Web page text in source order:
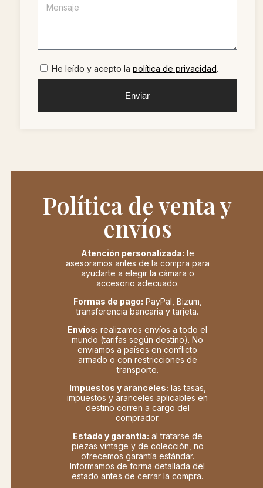
He leído y acepto la política de privacidad.
Enviar
Política de venta y
envíos
Atención personalizada: te
asesoramos antes de la compra para
ayudarte a elegir la cámara o
accesorio adecuado.
Formas de pago: PayPal, Bizum,
transferencia bancaria y tarjeta.
Envíos: realizamos envíos a todo el
mundo (tarifas según destino). No
enviamos a países en conflicto
armado o con restricciones de
transporte.
Impuestos y aranceles: las tasas,
impuestos y aranceles aplicables en
destino corren a cargo del
comprador.
Estado y garantía: al tratarse de
piezas vintage y de colección, no
ofrecemos garantía estándar.
Informamos de forma detallada del
estado antes de cerrar la compra.